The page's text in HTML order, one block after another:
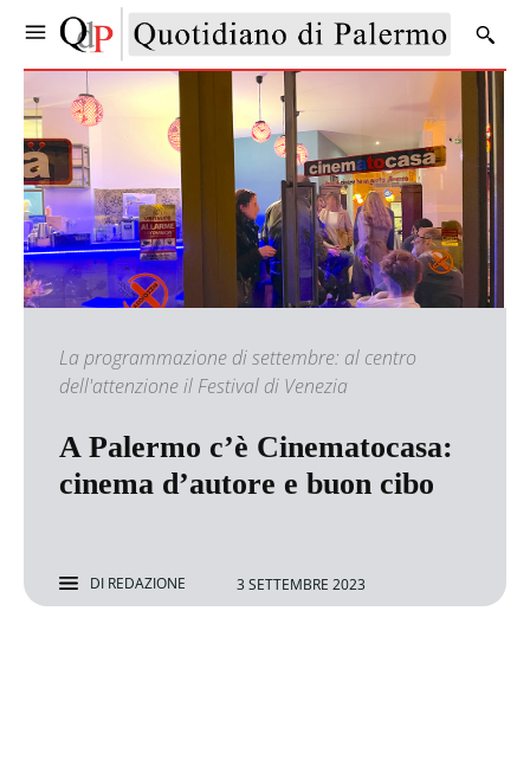
La programmazione di settembre: al centro
dell'attenzione il Festival di Venezia
A Palermo c’è Cinematocasa:
cinema d’autore e buon cibo
DI REDAZIONE 3 SETTEMBRE 2023